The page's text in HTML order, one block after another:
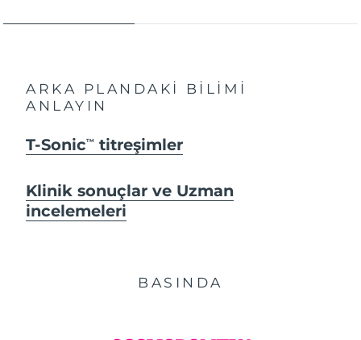
ARKA PLANDAKİ BİLİMİ
ANLAYIN
T-SonicTM titreşimler
Klinik sonuçlar ve Uzman
incelemeleri
BASINDA